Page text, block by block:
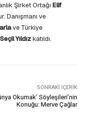
Şirket Ortağı Elif
Danışmanı ve
ve Türkiye
Seçil Yıldızkatıldı.
SONRAKI İÇERIK
Okumak’ Söyleşileri’nin
Konuğu: Merve Çağlar